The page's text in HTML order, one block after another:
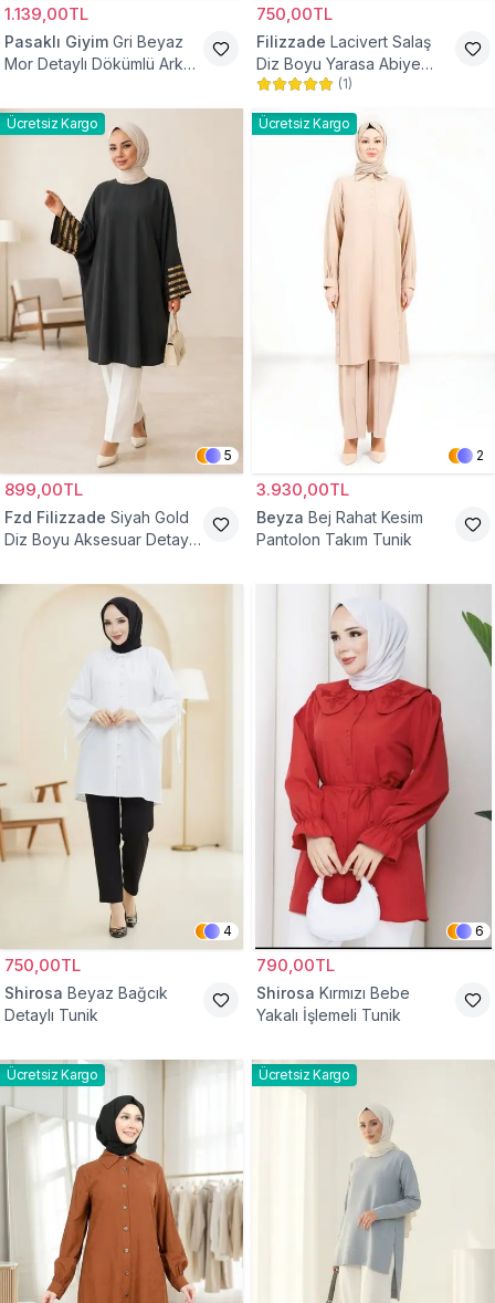
1.139,00TL
Pasaklı Giyim Gri Beyaz
Mor Detaylı Dökümlü Arkası
750,00TL
Filizzade Lacivert Salaş
Diz Boyu Yarasa Abiye
Tunik
(1)
Ücretsiz Kargo
5
899,00TL
Fzd Filizzade Siyah Gold
Diz Boyu Aksesuar Detaylı
Ücretsiz Kargo
2
3.930,00TL
Beyza Bej Rahat Kesim
Pantolon Takım Tunik
4
750,00TL
Shirosa Beyaz Bağcık
Detaylı Tunik
6
790,00TL
Shirosa Kırmızı Bebe
Yakalı İşlemeli Tunik
Ücretsiz Kargo Ücretsiz Kargo